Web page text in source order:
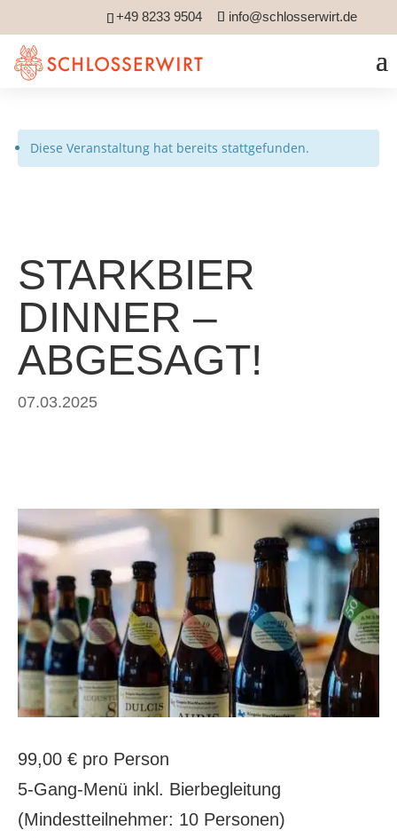
+49 8233 9504 info@schlosserwirt.de
Diese Veranstaltung hat bereits stattgefunden.
STARKBIER
DINNER –
ABGESAGT!
07.03.2025
99,00 € pro Person
5-Gang-Menü inkl. Bierbegleitung
(Mindestteilnehmer: 10 Personen)